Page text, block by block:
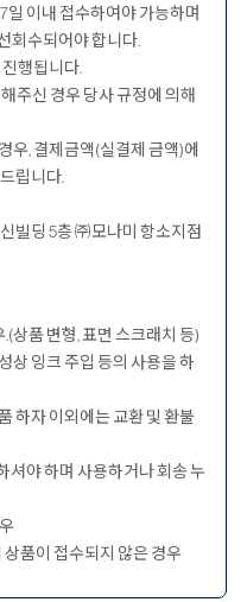
이내 접수하여야 가능하며
회수되어야 합니다.
행됩니다.
주신 경우 당사 규정에 의해
우, 결제금액(실결제 금액)에
립니다.
빌딩 5층 ㈜모나미 항소지점
상품 변형, 표면 스크래치 등)
상 잉크 주입 등의 사용을 하
하자 이외에는 교환 및 환불
셔야 하며 사용하거나 회송 누
품이 접수되지 않은 경우